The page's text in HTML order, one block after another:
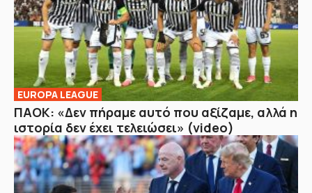
EUROPA LEAGUE
ΠΑΟΚ: «Δεν πήραμε αυτό που αξίζαμε, αλλά η
ιστορία δεν έχει τελειώσει» (video)